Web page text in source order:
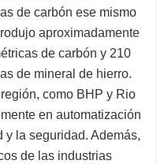
de carbón ese mismo
aproximadamente
de carbón y 210
de mineral de hierro.
como BHP y Rio
en automatización
y la seguridad. Además,
de las industrias